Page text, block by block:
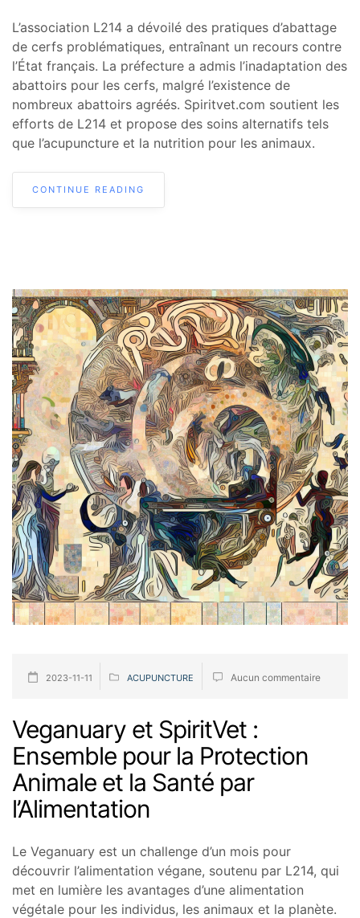
L’association L214 a dévoilé des pratiques d’abattage
de cerfs problématiques, entraînant un recours contre
l’État français. La préfecture a admis l’inadaptation des
abattoirs pour les cerfs, malgré l’existence de
nombreux abattoirs agréés. Spiritvet.com soutient les
efforts de L214 et propose des soins alternatifs tels
que l’acupuncture et la nutrition pour les animaux.
CONTINUE READING
2023-11-11 ACUPUNCTURE Aucun commentaire
Veganuary et SpiritVet :
Ensemble pour la Protection
Animale et la Santé par
l’Alimentation
Le Veganuary est un challenge d’un mois pour
découvrir l’alimentation végane, soutenu par L214, qui
met en lumière les avantages d’une alimentation
végétale pour les individus, les animaux et la planète.